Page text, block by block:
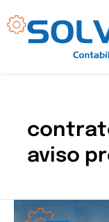
para
aviso
Entenda